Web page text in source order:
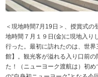
＜現地時間7月19日＞、授賞式
地時間７月１９日(金)に現地入り
行った。最初に訪れたのは、世
館】。観光客が溢れる入り口前
た！（ニューヨーク渡航は）初